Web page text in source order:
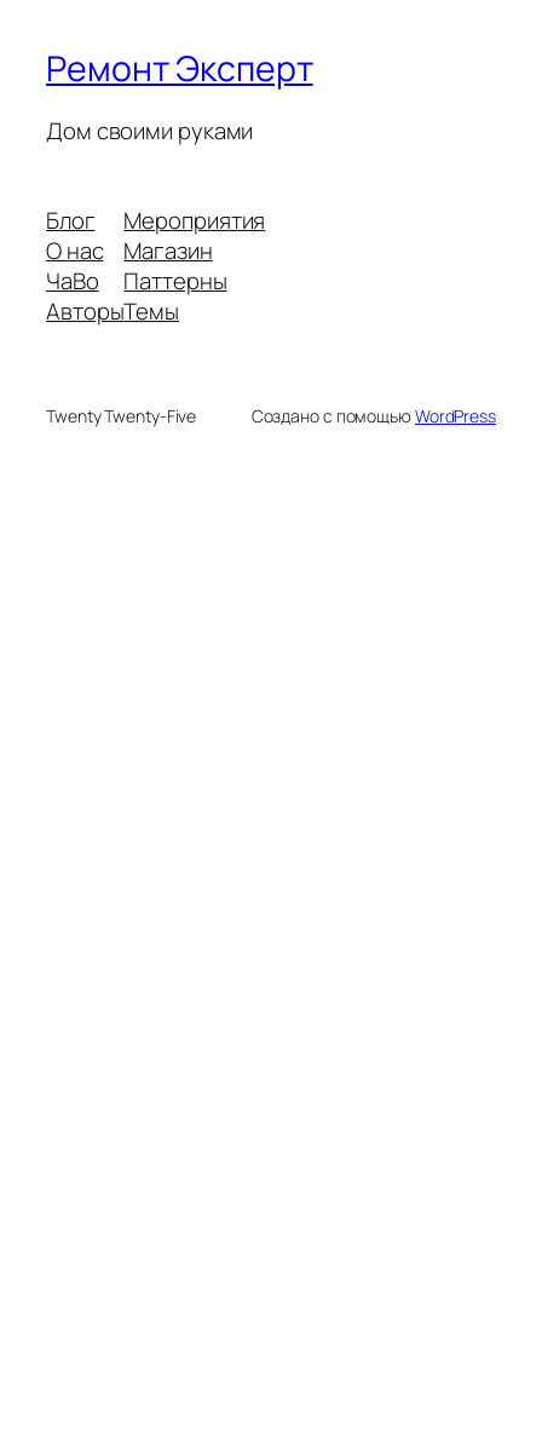
Ремонт Эксперт
Дом своими руками
Блог
О нас
ЧаВо
Авторы
Мероприятия
Магазин
Паттерны
Темы
Twenty Twenty-Five Создано с помощьюWordPress